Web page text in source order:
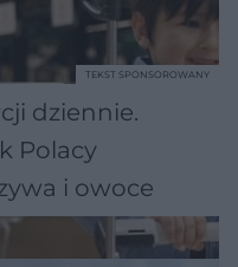
dziennie.
Polacy
i owoce
TEKST SPONSOROWANY